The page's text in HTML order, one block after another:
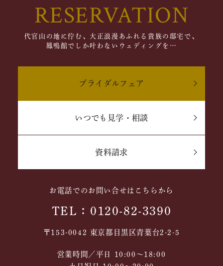
RESERVATION
代官山の地に佇む、大正浪漫あふれる貴族の邸宅で、
鳳鳴館でしか叶わないウェディングを…
ブライダルフェア
いつでも見学・相談
資料請求
お電話でのお問い合せはこちらから
TEL：0120-82-3390
〒153-0042 東京都目黒区青葉台2-2-5
営業時間／平日 10:00～18:00